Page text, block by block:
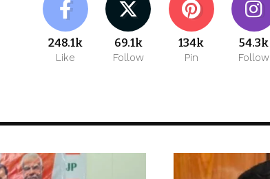
248.1k
Like
69.1k
Follow
134k
Pin
54.3k
Follow